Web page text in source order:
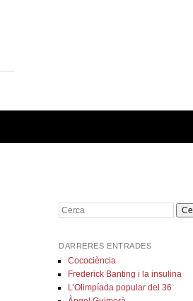
Cerca
DARRERES ENTRADES
Cocociència
Frederick Banting i la insulina
L’Olimpíada popular del 36